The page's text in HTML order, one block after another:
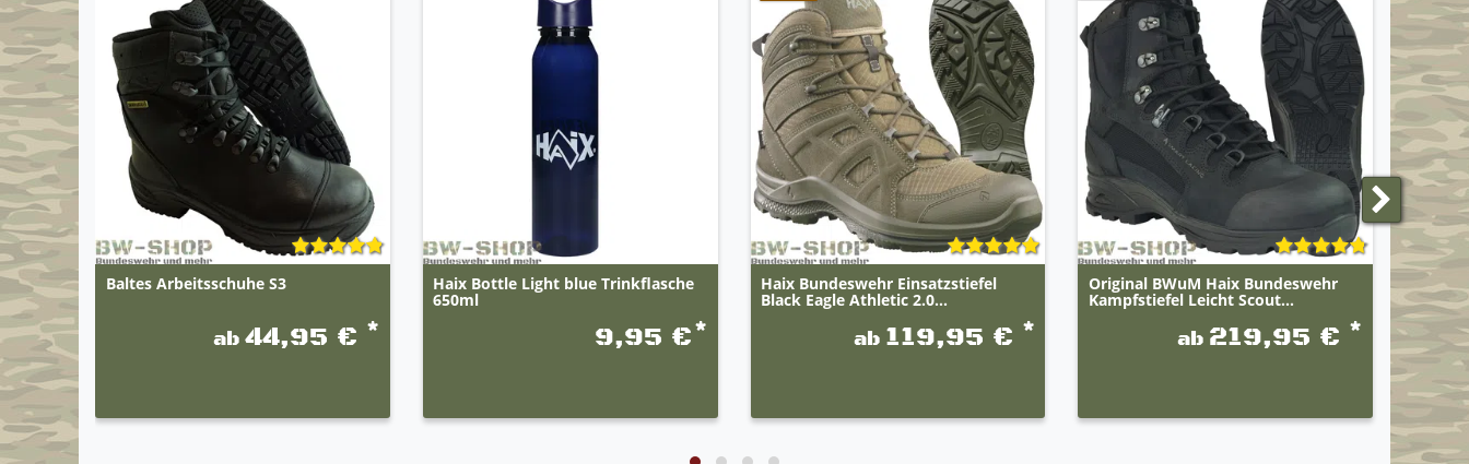
Baltes Arbeitsschuhe S3
ab44,95 € *
Haix Bottle Light blue Trinkflasche
650ml
9,95 €*
Haix Bundeswehr Einsatzstiefel
Black Eagle Athletic 2.0...
ab 119,95 € *
Original BWuM Haix Bundeswehr
Kampfstiefel Leicht Scout...
ab 219,95 € *